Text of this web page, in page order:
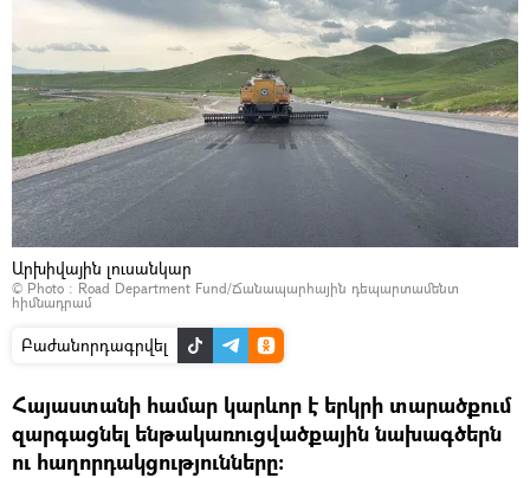
Արխիվային լուսանկար
© Photo : Road Department Fund/Ճանապարհային դեպարտամենտ
հիմնադրամ
Բաժանորդագրվել
Հայաստանի համար կարևոր է երկրի տարածքում
զարգացնել ենթակառուցվածքային նախագծերն
ու հաղորդակցությունները։